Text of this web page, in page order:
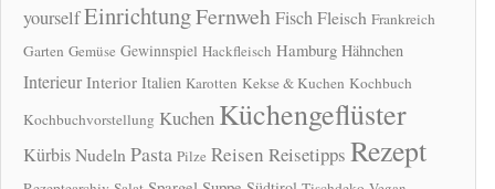
yourselfEinrichtungFernwehFischFleisch Frankreich
Garten Gemüse Gewinnspiel Hackfleisch Hamburg Hähnchen
Interieur Interior Italien Karotten Kekse & Kuchen Kochbuch
Kochbuchvorstellung Kuchen Küchengeflüster
KürbisNudelnPasta Pilze Reisen Reisetipps Rezept